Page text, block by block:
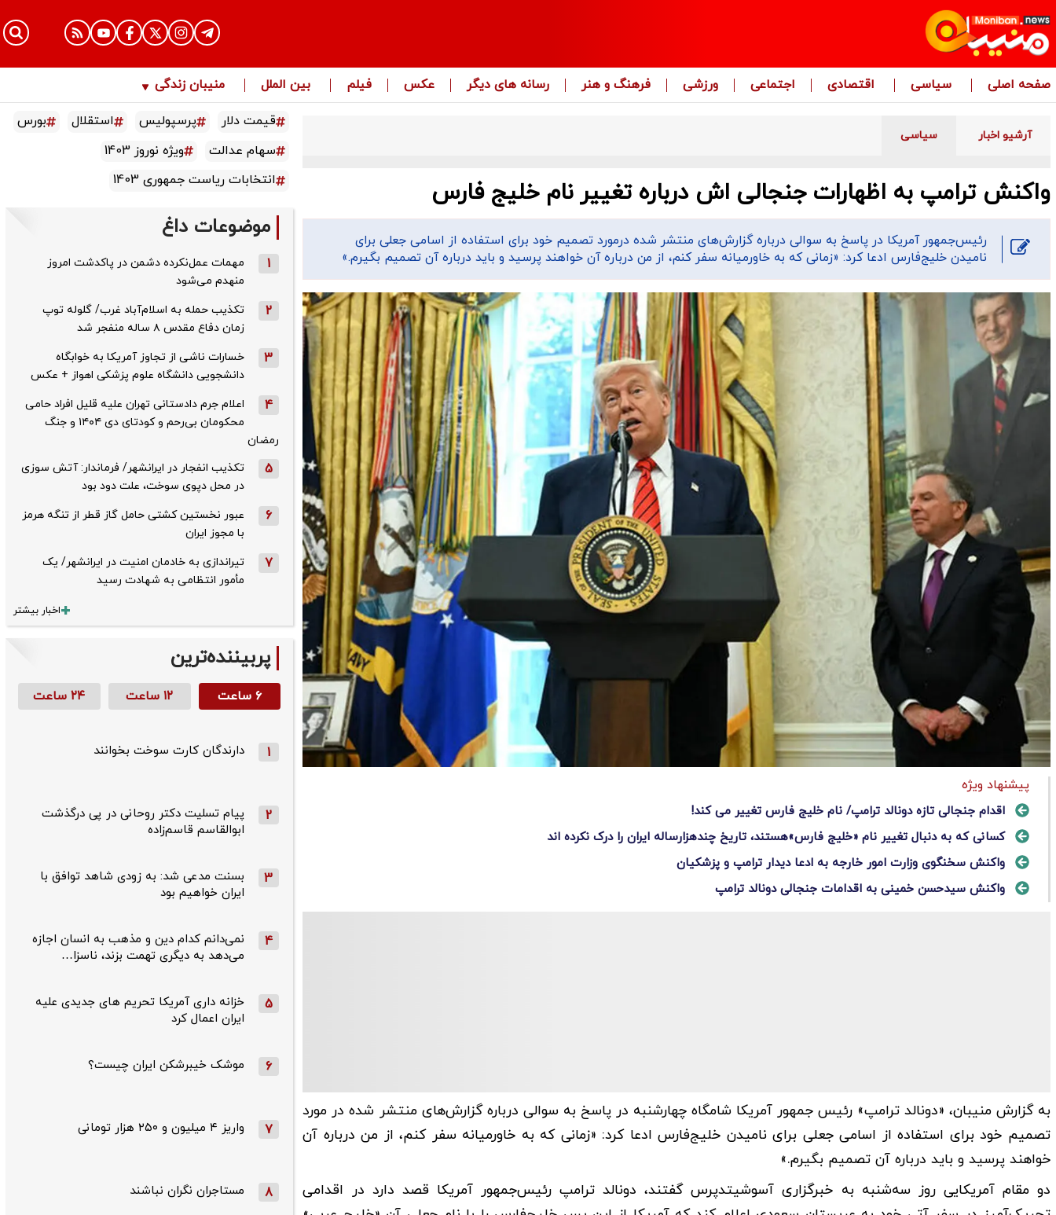
صفحه اصلی سیاسی اقتصادی اجتماعی ورزشی فرهنگ و هنر رسانه های دیگر عکس فیلم بین الملل منیبان زندگی
آرشیو اخبار سیاسی
واکنش ترامپ‌ به اظهارات جنجالی اش درباره تغییر نام خلیج فارس
رئیس‌جمهور آمریکا در پاسخ به سوالی درباره گزارش‌های منتشر شده درمورد تصمیم خود برای استفاده از اسامی جعلی برای
نامیدن خلیج‌فارس ادعا کرد: «زمانی که به خاورمیانه سفر کنم، از من درباره آن خواهند پرسید و باید درباره آن تصمیم بگیرم.»
پیشنهاد ویژه
اقدام جنجالی تازه دونالد ترامپ/ نام خلیج فارس تغییر می کند!
کسانی که به دنبال تغییر نام «خلیج فارس»هستند، تاریخ چندهزارساله ایران را درک نکرده اند
واکنش سخنگوی وزارت امور خارجه به ادعا دیدار ترامپ و پزشکیان
واکنش سیدحسن خمینی به اقدامات جنجالی دونالد ترامپ
به گزارش منیبان، «دونالد ترامپ» رئیس جمهور آمریکا شامگاه چهارشنبه در پاسخ به سوالی درباره گزارش‌های منتشر شده در مورد
تصمیم خود برای استفاده از اسامی جعلی برای نامیدن خلیج‌فارس ادعا کرد: «زمانی که به خاورمیانه سفر کنم، از من درباره آن
خواهند پرسید و باید درباره آن تصمیم بگیرم.»
دو مقام آمریکایی روز سه‌شنبه به خبرگزاری آسوشیتدپرس گفتند، دونالد ترامپ رئیس‌جمهور آمریکا قصد دارد در اقدامی
قیمت دلار پرسپولیس استقلال
بورس
سهام عدالت
ویژه نوروز 1403
انتخابات ریاست جمهوری 1403
موضوعات داغ
1
مهمات عمل‌نکرده دشمن در پاکدشت امروز
منهدم می‌شود
2
تکذیب حمله به اسلام‌آباد غرب/ گلوله توپ
زمان دفاع مقدس ۸ ساله منفجر شد
3
خسارات ناشی از تجاوز آمریکا به خوابگاه
دانشجویی دانشگاه علوم پزشکی اهواز + عکس
4
اعلام جرم دادستانی تهران علیه قلیل افراد حامی
محکومان بی‌رحم و کودتای دی‌ ۱۴۰۴ و جنگ
رمضان
5
تکذیب ‌انفجار در ایرانشهر/ فرماندار: آتش سوزی
در محل دپوی سوخت، علت دود بود
6
عبور نخستین کشتی حامل گاز قطر از تنگه هرمز
با مجوز ایران
7
تیراندازی به خادمان امنیت در ایرانشهر/ یک
مأمور انتظامی به شهادت رسید
اخبار بیشتر
پربیننده‌ترین
۶ ساعت ۱۲ ساعت ۲۴ ساعت
1 دارندگان کارت سوخت بخوانند
2
پیام تسلیت دکتر روحانی در پی درگذشت
ابوالقاسم قاسم‌زاده
3
بسنت مدعی شد: به زودی شاهد توافق با
ایران خواهیم بود
4
نمی‌دانم کدام دین و مذهب به انسان اجازه
می‌دهد به دیگری تهمت بزند، ناسزا…
5
خزانه داری آمریکا تحریم های جدیدی علیه
ایران اعمال کرد
6 موشک خیبرشکن ایران چیست؟
7 واریز ۴ میلیون و ۲۵۰ هزار تومانی
8 مستاجران نگران نباشند